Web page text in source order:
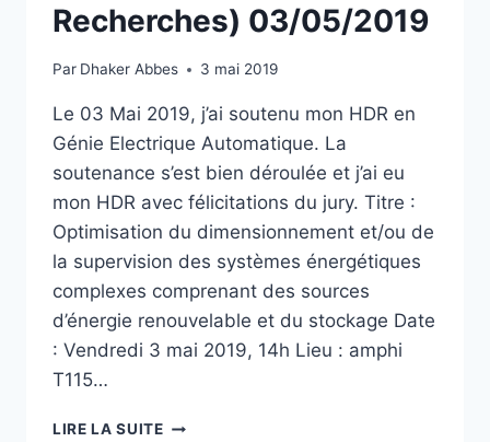
Recherches) 03/05/2019
Par Dhaker Abbes 3 mai 2019
Le 03 Mai 2019, j’ai soutenu mon HDR en
Génie Electrique Automatique. La
soutenance s’est bien déroulée et j’ai eu
mon HDR avec félicitations du jury. Titre :
Optimisation du dimensionnement et/ou de
la supervision des systèmes énergétiques
complexes comprenant des sources
d’énergie renouvelable et du stockage Date
: Vendredi 3 mai 2019, 14h Lieu : amphi
T115…
LIRE LA SUITESOUTENANCE